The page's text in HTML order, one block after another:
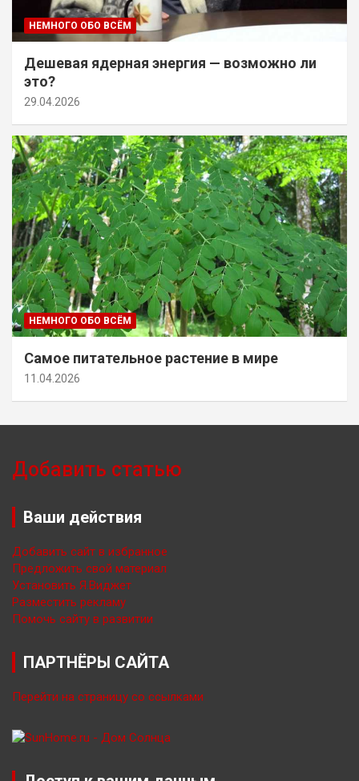
НЕМНОГО ОБО ВСЁМ
Дешевая ядерная энергия — возможно ли
это?
29.04.2026
НЕМНОГО ОБО ВСЁМ
Самое питательное растение в мире
11.04.2026
Добавить статью
Ваши действия
Добавить сайт в избранное
Предложить свой материал
Установить Я.Виджет
Разместить рекламу
Помочь сайту в развитии
ПАРТНЁРЫ САЙТА
Перейти на страницу со ссылками